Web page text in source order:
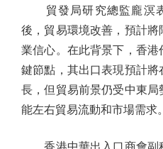
貿發局研究總監龐溟
後，貿易環境改善，預計
業信心。在此背景下，香
鍵節點，其出口表現預計
長，但貿易前景仍受中東
能左右貿易流動和市場需求。